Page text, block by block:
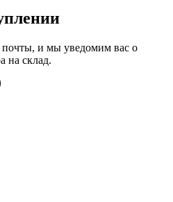
почты, и мы уведомим вас о
на склад.